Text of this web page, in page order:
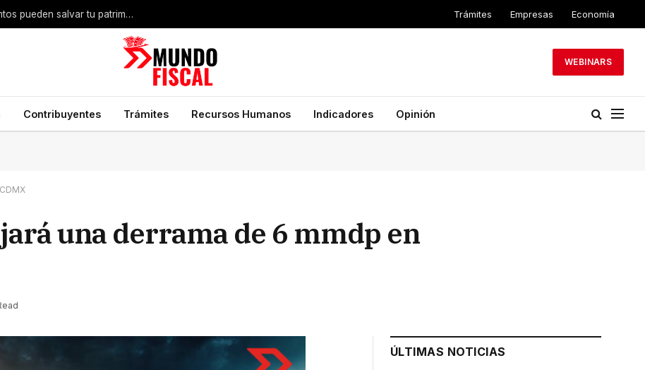
Despojo inmobiliario en México: qué documentos pueden salvar tu patrimonio Trámites Empresas Economía
WEBINARS
Contribuyentes Trámites Recursos Humanos Indicadores Opinión
una derrama de 6 mmdp en
ÚLTIMAS NOTICIAS